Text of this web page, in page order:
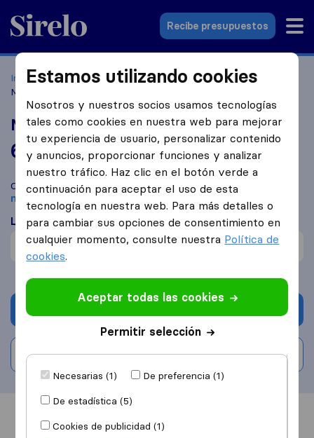
Sirelo.es
Recibe presupuestos
Inicio Empresas de mudanzas
Bollullos de la Mitación
Mudanzas Aljarafe
Mudanzas Aljarafe
6,5 basado en
reseñas de Sirelo y Google
i
Compara Mudanzas Aljarafe con otrasempresas de
mudanzas
Bollullos de la Mitación
Lo que dicen los clientes
Cuidadosos con mobiliario (1)
Escribe una valoración
Información Valoraciones
Estamos utilizando cookies
Nosotros y nuestros socios usamos tecnologías
tales como cookies en nuestra web para mejorar
tu experiencia de usuario, personalizar contenido
y anuncios, proporcionar funciones y analizar
nuestro tráfico. Haz clic en el botón verde a
continuación para aceptar el uso de esta
tecnología en nuestra web. Para más detalles o
para cambiar sus opciones de consentimiento en
cualquier momento, consulte nuestra Política de
cookies.
Aceptar todas las cookies
Permitir selección
Necesarias (1)
De preferencia (1)
De estadística (5)
Cookies de publicidad (1)